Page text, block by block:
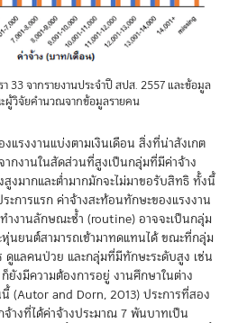
33 จากรายงานประจำปี สปส. 2557 และข้อมูล
ผู้วิจัยคำนวณจากข้อมูลรายคน
แรงงานแบ่งตามเงินเดือน สิ่งที่น่าสังเกต
กงานในสัดส่วนที่สูงเป็นกลุ่มที่มีค่าจ้าง
งมากและต่ำมากมักจะไม่มาขอรับสิทธิ ทั้งนี้
ะการแรก ค่าจ้างสะท้อนทักษะของแรงงาน
ำงานลักษณะซ้ำ (routine) อาจจะเป็นกลุ่ม
นยนต์สามารถเข้ามาทดแทนได้ ขณะที่กลุ่ม
ดูแลคนป่วย และกลุ่มที่มีทักษะระดับสูง เช่น
งมีความต้องการอยู่ งานศึกษาในต่าง
(Autor and Dorn, 2013) ประการที่สอง
างที่ได้ค่าจ้างประมาณ 7 พันบาทเป็น